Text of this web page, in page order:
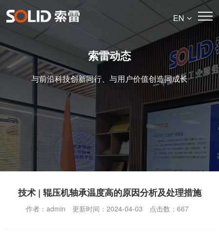
EN
索雷动态
与前沿科技创新同行、与用户价值创造同成长
技术 | 辊压机轴承温度高的原因分析及处理措施
作者：admin 更新时间：2024-04-03 点击数： 667